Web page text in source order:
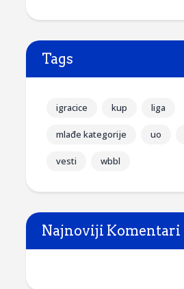
Tags
igracice kup liga
mlađe kategorije uo
vesti wbbl
Najnoviji Komentari